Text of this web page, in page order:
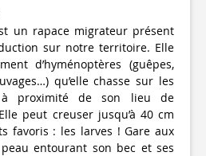
un rapace migrateur présent
sur notre territoire. Elle
d’hyménoptères (guêpes,
qu’elle chasse sur les
à proximité de son lieu de
peut creuser jusqu’à 40 cm
favoris : les larves ! Gare aux
entourant son bec et ses